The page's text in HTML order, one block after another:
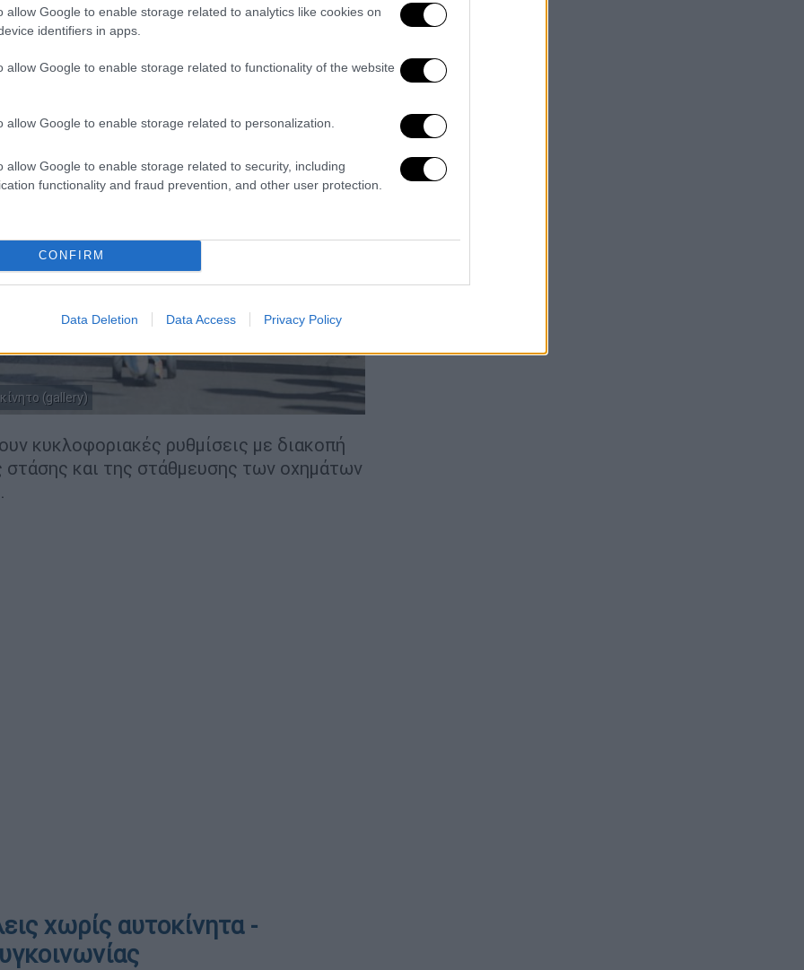
allow Google to enable storage related to analytics like cookies on
identifiers in apps.
allow Google to enable storage related to functionality of the website
allow Google to enable storage related to personalization.
allow Google to enable storage related to security, including
functionality and fraud prevention, and other user protection.
CONFIRM
Data Deletion Data Access Privacy Policy
(gallery)
κυκλοφοριακές ρυθμίσεις με διακοπή
στάσης και της στάθμευσης των οχημάτων
χωρίς αυτοκίνητα -